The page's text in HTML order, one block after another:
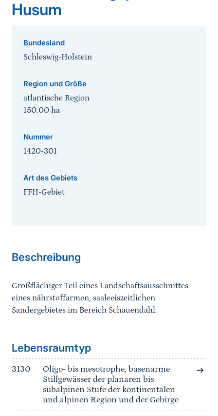
Husum
Bundesland
Schleswig-Holstein
Region und Größe
atlantische Region
150.00 ha
Nummer
1420-301
Art des Gebiets
FFH-Gebiet
Beschreibung
Großflächiger Teil eines Landschaftsausschnittes
eines nährstoffarmen, saaleeiszeitlichen
Sandergebietes im Bereich Schauendahl.
Lebensraumtyp
3130
Oligo- bis mesotrophe, basenarme
Stillgewässer der planaren bis
subalpinen Stufe der kontinentalen
und alpinen Region und der Gebirge